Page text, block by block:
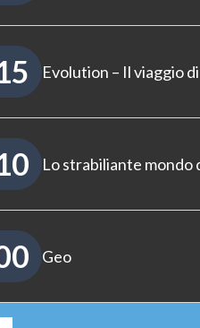
Evolution – Il viaggio
Lo strabiliante mondo
Geo